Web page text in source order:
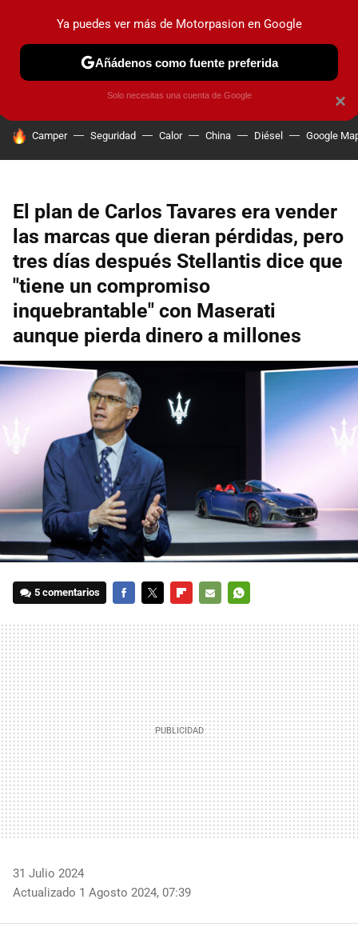
PRUEBAS COCHES ELÉCTRICOS OBSERVATORIO
HOY SE HABLA DE
Camper Seguridad Calor China Diésel Google
El plan de Carlos Tavares era vender
las marcas que dieran pérdidas, pero
tres días después Stellantis dice que
"tiene un compromiso
inquebrantable" con Maserati
aunque pierda dinero a millones
5 comentarios
MAIL
31 Julio 2024
Actualizado 1 Agosto 2024, 07:39
×
Ya puedes ver más de Motorpasion en Google
Añádenos como fuente preferida
Solo necesitas una cuenta de Google